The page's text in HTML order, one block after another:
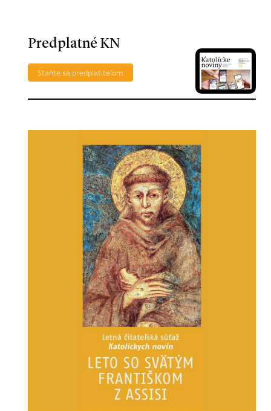
Predplatné KN
Staňte sa predplatiteľom